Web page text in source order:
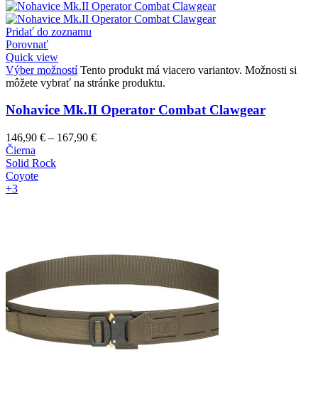
Pridať do zoznamu
Porovnať
Quick view
Výber možností Tento produkt má viacero variantov. Možnosti si
môžete vybrať na stránke produktu.
Nohavice Mk.II Operator Combat Clawgear
146,90 € – 167,90 €
Čierna
Solid Rock
Coyote
+3